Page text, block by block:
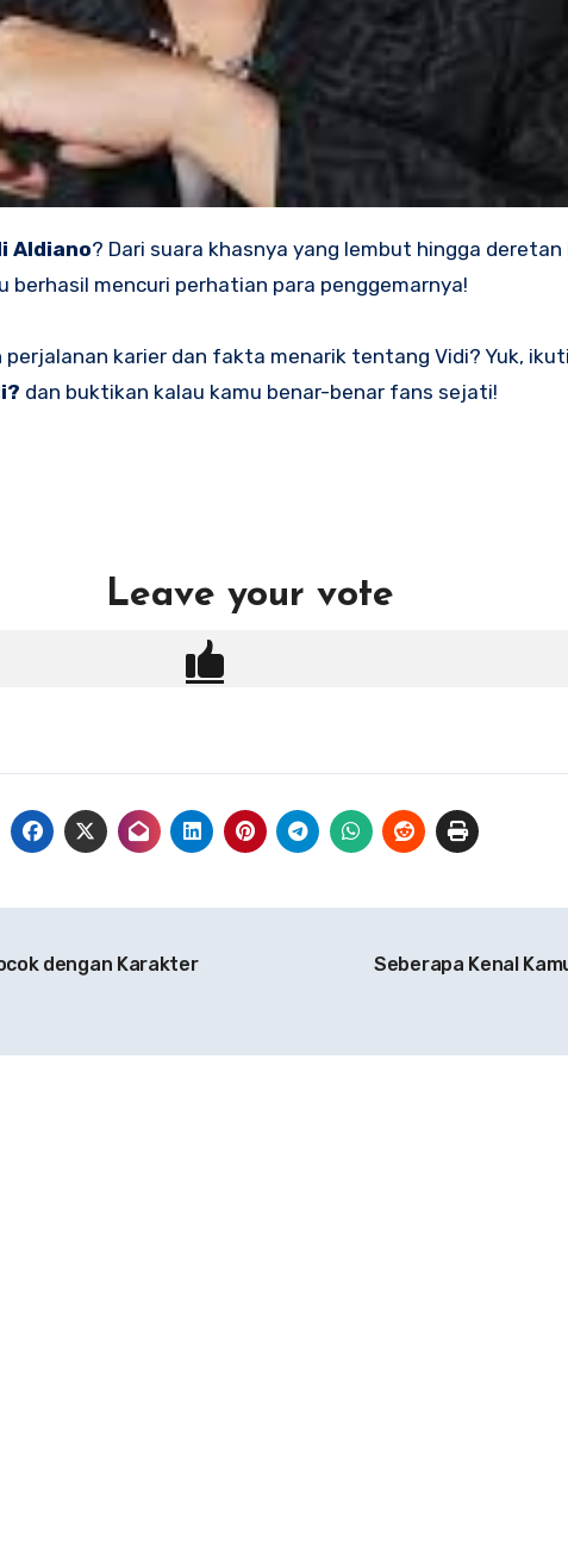
Aldiano? Dari suara khasnya yang lembut hingga
berhasil mencuri perhatian para penggemarnya!
perjalanan karier dan fakta menarik tentang Vidi? Yuk, ikuti
dan buktikan kalau kamu benar-benar fans sejati!
Leave your vote
dengan Karakter
Seberapa Kenal